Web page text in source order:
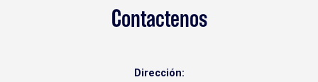
Contactenos
Dirección: